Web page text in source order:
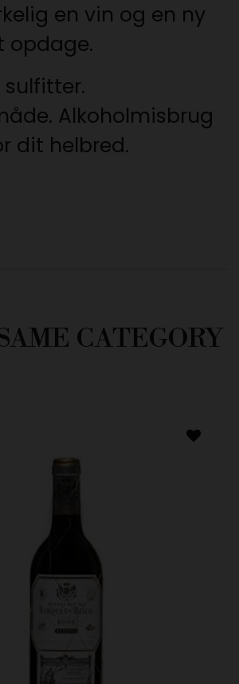
en vin og en ny
opdage.
Alkoholmisbrug
dit helbred.
CATEGORY